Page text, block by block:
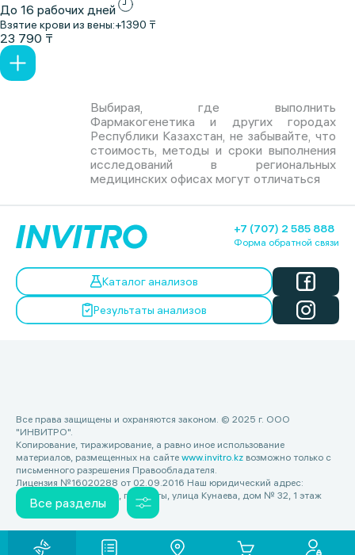
Все разделы
До 16 рабочих дней
Взятие крови из вены:+1390 ₸
23 790 ₸
Выбирая, где выполнить
Фармакогенетика и других городах
Республики Казахстан, не забывайте, что
стоимость, методы и сроки выполнения
исследований в региональных
медицинских офисах могут отличаться
+7 (707) 2 585 888
Форма обратной связи
Каталог анализов
Результаты анализов
Все права защищены и охраняются законом. © 2025 г. ООО
"ИНВИТРО".
Копирование, тиражирование, а равно иное использование
материалов, размещенных на сайте www.invitro.kz возможно только с
письменного разрешения Правообладателя.
Лицензия №16020288 от 02.09.2016 Наш юридический адрес:
Республика Казахстан, г. Алматы, улица Кунаева, дом № 32, 1 этаж